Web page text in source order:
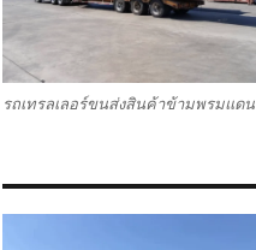
รถเทรลเลอร์ขนส่งสินค้าข้ามพรมแดน